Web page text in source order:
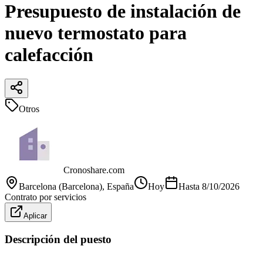
Presupuesto de instalación de
nuevo termostato para
calefacción
Otros
Cronoshare.com
Barcelona (Barcelona), España Hoy Hasta 8/10/2026
Contrato por servicios
Aplicar
Descripción del puesto